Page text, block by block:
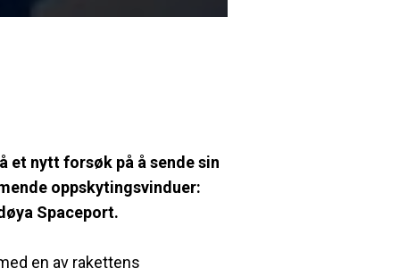
et nytt forsøk på å sende sin
oppskytingsvinduer:
Spaceport.
en av rakettens